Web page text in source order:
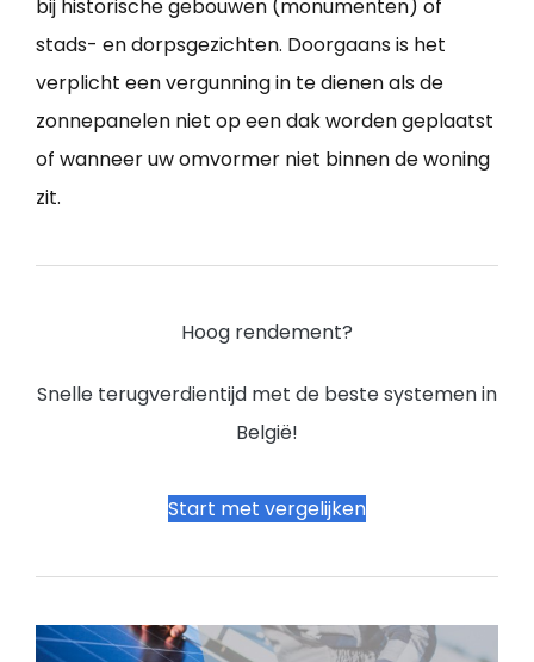
bij historische gebouwen (monumenten) of
stads- en dorpsgezichten. Doorgaans is het
verplicht een vergunning in te dienen als de
zonnepanelen niet op een dak worden geplaatst
of wanneer uw omvormer niet binnen de woning
zit.
Hoog rendement?
Snelle terugverdientijd met de beste systemen in
België!
Start met vergelijken